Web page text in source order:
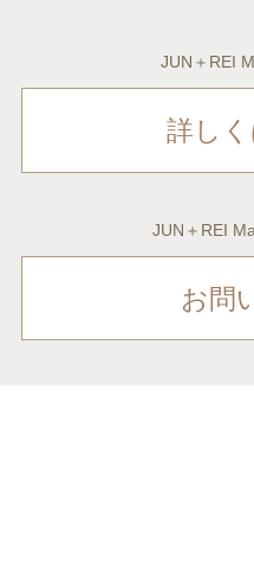
JUN＋REI
詳し
JUN＋REI
お問